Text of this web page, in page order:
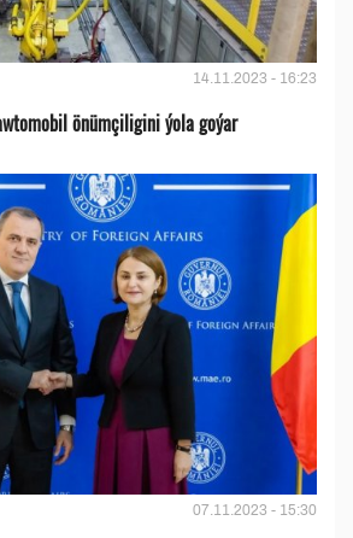
14.11.2023 - 16:23
önümçiligini ýola goýar
07.11.2023 - 15:30